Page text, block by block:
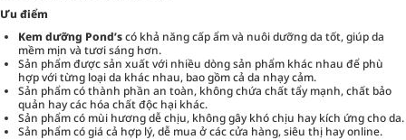
Ưu điểm
Kem dưỡng Pond’scó khả năng cấp ẩm và nuôi dưỡng da tốt, giúp da
mềm mịn và tươi sáng hơn.
Sản phẩm được sản xuất với nhiều dòng sản phẩm khác nhau để phù
hợp với từng loại da khác nhau, bao gồm cả da nhạy cảm.
Sản phẩm có thành phần an toàn, không chứa chất tẩy mạnh, chất bảo
quản hay các hóa chất độc hại khác.
Sản phẩm có mùi hương dễ chịu, không gây khó chịu hay kích ứng cho da.
Sản phẩm có giá cả hợp lý, dễ mua ở các cửa hàng, siêu thị hay online.